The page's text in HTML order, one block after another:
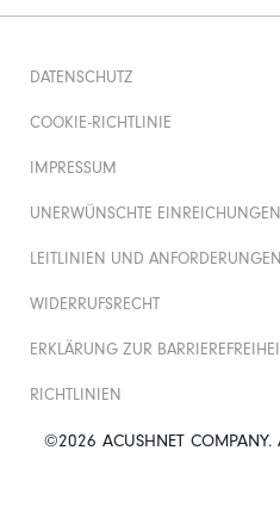
©2026 ACUSHNET COMPANY.
DATENSCHUTZ
COOKIE-RICHTLINIE
IMPRESSUM
UNERWÜNSCHTE EINREICHUNGEN
LEITLINIEN UND ANFORDERUNGEN
WIDERRUFSRECHT
ERKLÄRUNG ZUR
RICHTLINIEN